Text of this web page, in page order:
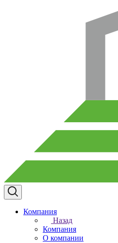
Компания
Назад
Компания
О компании